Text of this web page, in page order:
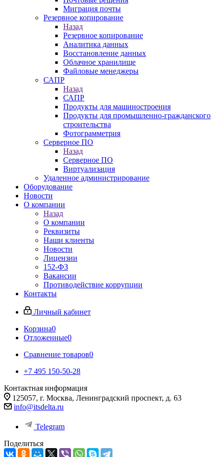
Миграция почты
Резервное копирование
Назад
Резервное копирование
Аналитика данных
Восстановление данных
Облачное хранилище
Файловые менеджеры
САПР
Назад
САПР
Продукты для машиностроения
Продукты для промышленно-гражданского
строительства
Фотограмметрия
Серверное ПО
Назад
Серверное ПО
Виртуализация
Удаленное администрирование
Оборудование
Новости
О компании
Назад
О компании
Реквизиты
Наши клиенты
Новости
Лицензии
152-ФЗ
Вакансии
Противодействие коррупции
Контакты
Личный кабинет
Корзина0
Отложенные0
Сравнение товаров0
+7 495 150-50-28
Контактная информация
125057, г. Москва, Ленинградский проспект, д. 63
info@itsdelta.ru
Telegram
Поделиться